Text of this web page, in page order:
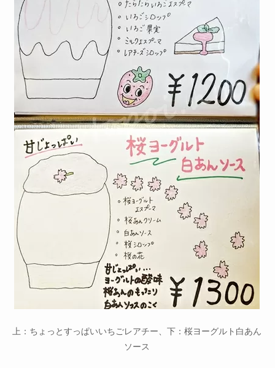
上：ちょっとすっぱいいちごレアチー、下：桜ヨーグルト白あん
ソース